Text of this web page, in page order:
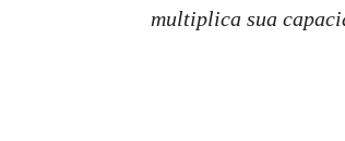
multiplica sua